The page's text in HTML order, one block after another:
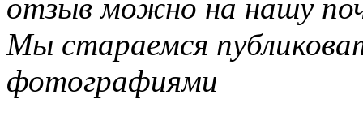
отзыв можно на нашу
Мы стараемся
фотографиями